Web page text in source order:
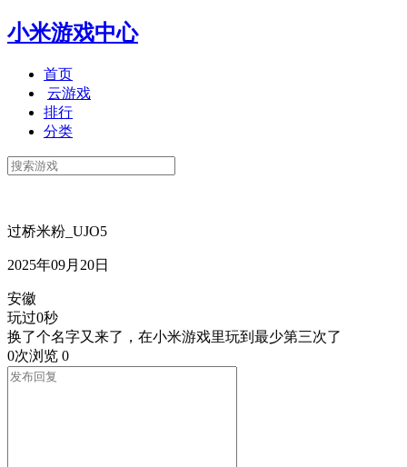
小米游戏中心
首页
云游戏
排行
分类
过桥米粉_UJO5
2025年09月20日
安徽
玩过0秒
换了个名字又来了，在小米游戏里玩到最少第三次了
0次浏览 0